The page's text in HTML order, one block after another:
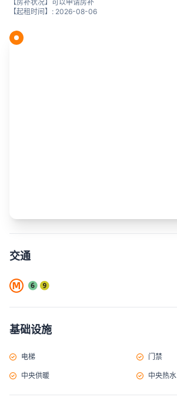
【房补状况】可以申请房补
【起租时间】: 2026-08-06
交通
基础设施
电梯 门禁
中央供暖 中央热水